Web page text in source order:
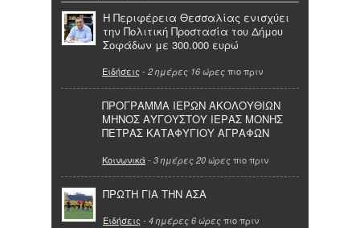
Η Περιφέρεια Θεσσαλίας ενισχύει
την Πολιτική Προστασία του Δήμου
Σοφάδων με 300.000 ευρώ
Ειδήσεις - 2 ημέρες 16 ώρες πιο πριν
ΠΡΟΓΡΑΜΜΑ ΙΕΡΩΝ ΑΚΟΛΟΥΘΙΩΝ
ΜΗΝΟΣ ΑΥΓΟΥΣΤΟΥ ΙΕΡΑΣ ΜΟΝΗΣ
ΠΕΤΡΑΣ ΚΑΤΑΦΥΓΙΟΥ ΑΓΡΑΦΩΝ
Κοινωνικά- 3 ημέρες 20 ώρες πιο πριν
ΠΡΩΤΗ ΓΙΑ ΤΗΝ ΑΣΑ
Ειδήσεις - 4 ημέρες 6 ώρες πιο πριν